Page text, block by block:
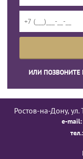
ИЛИ ПОЗВОНИТЕ
Ростов-на-Дону,
e-mail:
тел.: